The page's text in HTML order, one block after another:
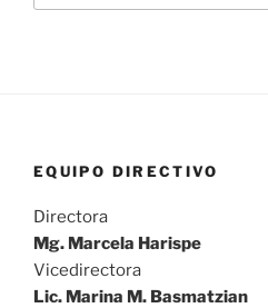
EQUIPO DIRECTIVO
Directora
Mg. Marcela Harispe
Vicedirectora
Lic. Marina M. Basmatzian